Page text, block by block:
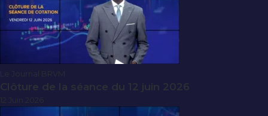
Le Journal BRVM
Clôture de la séance du 12 juin 2026